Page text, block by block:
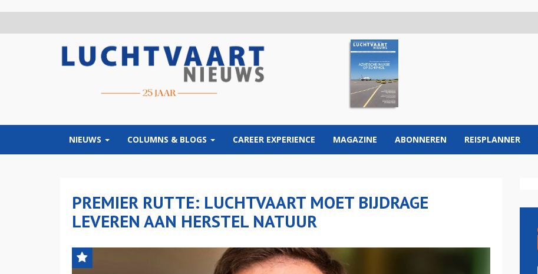
NIEUWS COLUMNS & BLOGS CAREER EXPERIENCE MAGAZINE ABONNEREN REISPLANNER
PREMIER RUTTE: LUCHTVAART MOET BIJDRAGE
LEVEREN AAN HERSTEL NATUUR